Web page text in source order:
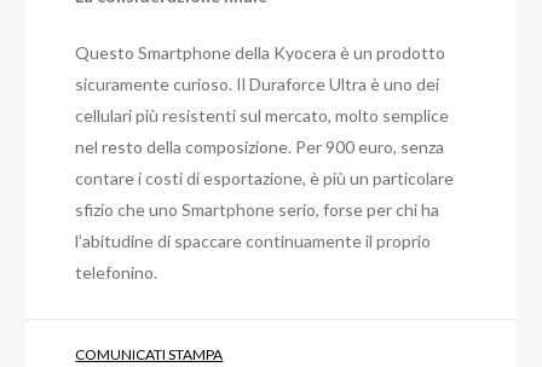
Questo Smartphone della Kyocera è un prodotto
sicuramente curioso. Il Duraforce Ultra è uno dei
cellulari più resistenti sul mercato, molto semplice
nel resto della composizione. Per 900 euro, senza
contare i costi di esportazione, è più un particolare
sfizio che uno Smartphone serio, forse per chi ha
l’abitudine di spaccare continuamente il proprio
telefonino.
COMUNICATI STAMPA